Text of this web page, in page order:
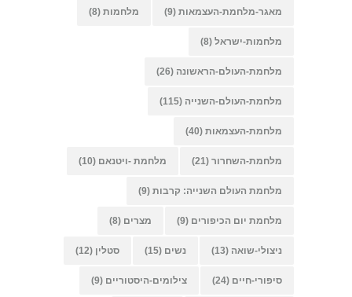
מאגר-מלחמת-העצמאות (9) מלחמות (8)
מלחמות-ישראל (8)
מלחמת-העולם-הראשונה (26)
מלחמת-העולם-השנייה (115)
מלחמת-העצמאות (40)
מלחמת-השחרור (21) מלחמת -ויטנאם (10)
מלחמת העולם השנייה: קרבות (9)
מלחמת יום הכיפורים (9) מצרים (8)
ניצולי-שואה (13) נשים (15) סטלין (12)
סיפורי-חיים (24) צילומים-היסטוריים (9)